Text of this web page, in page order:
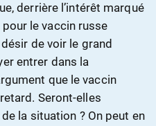
derrière l’intérêt marqué
le vaccin russe
de voir le grand
entrer dans la
que le vaccin
Seront-elles
la situation ? On peut en